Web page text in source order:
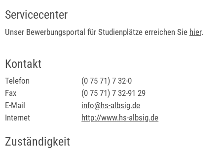
Servicecenter
Unser Bewerbungsportal für Studienplätze erreichen Sie hier.
Kontakt
Telefon (0 75 71) 7 32-0
Fax
(0 75 71) 7 32-91 29
E-Mail
info@hs-albsig.de
Internet
http://www.hs-albsig.de
Zuständigkeit